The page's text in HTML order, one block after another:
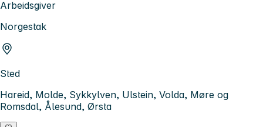
Arbeidsgiver
Norgestak
Sted
Hareid, Molde, Sykkylven, Ulstein, Volda, Møre og
Romsdal, Ålesund, Ørsta